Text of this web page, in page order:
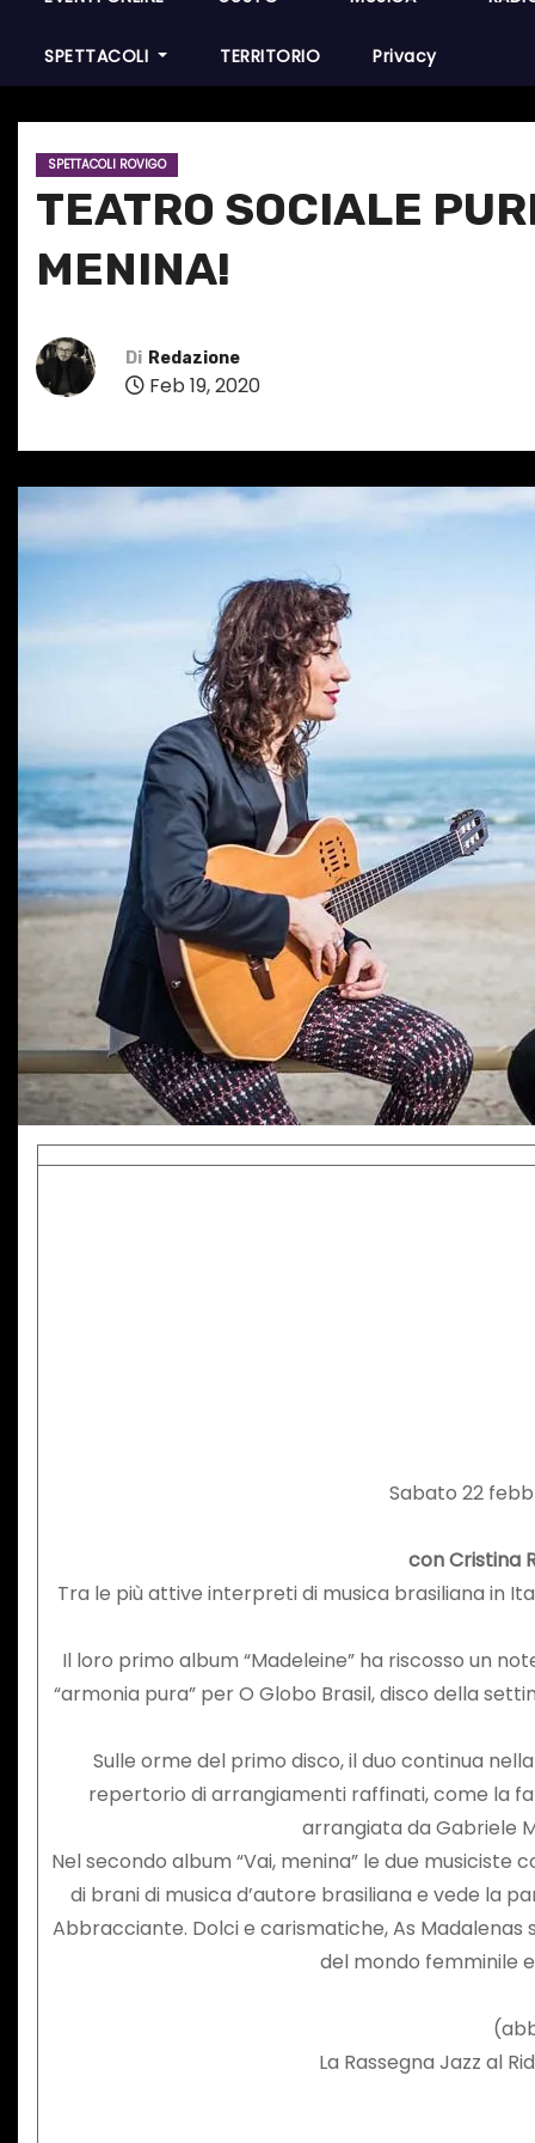
SPETTACOLI TERRITORIO Privacy
SPETTACOLI ROVIGO
TEATRO SOCIALE
MENINA!
Di Redazione
Feb 19, 2020
Sabato 22
con Cristina
Tra le più attive interpreti di musica brasiliana in
Il loro primo album “Madeleine” ha riscosso un
“armonia pura” per O Globo Brasil, disco della
Sulle orme del primo disco, il duo continua
repertorio di arrangiamenti raffinati, come la
arrangiata da Gabriele
Nel secondo album “Vai, menina” le due
di brani di musica d’autore brasiliana e vede la
Abbracciante. Dolci e carismatiche, As
del mondo femminile
La Rassegna Jazz al